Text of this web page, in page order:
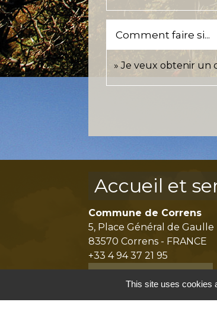
Comment faire si...
Je veux obtenir un
Accueil et
Commune de Correns
5, Place Général de Gaulle
83570 Correns - FRANCE
+33 4 94 37 21 95
This site uses cookies